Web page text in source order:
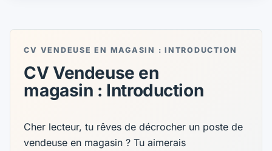
CV VENDEUSE EN MAGASIN : INTRODUCTION
CV Vendeuse en
magasin : Introduction
Cher lecteur, tu rêves de décrocher un poste de
vendeuse en magasin ? Tu aimerais